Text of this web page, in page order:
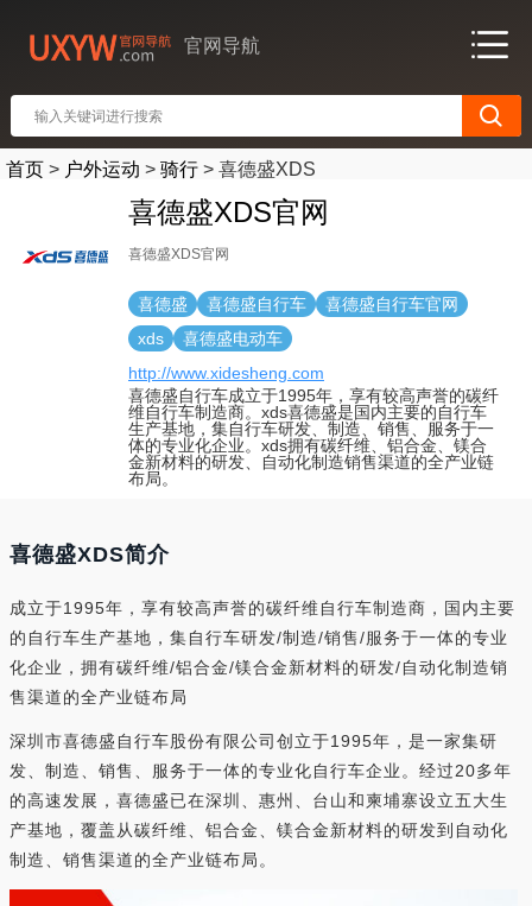
官网导航
首页 > 户外运动 > 骑行 > 喜德盛XDS
喜德盛XDS官网
喜德盛XDS官网
喜德盛 喜德盛自行车
喜德盛自行车官网
xds
喜德盛电动车
http://www.xidesheng.com
喜德盛自行车成立于1995年，享有较高声誉的碳纤
维自行车制造商。xds喜德盛是国内主要的自行车
生产基地，集自行车研发、制造、销售、服务于一
体的专业化企业。xds拥有碳纤维、铝合金、镁合
金新材料的研发、自动化制造销售渠道的全产业链
布局。
喜德盛XDS简介
成立于1995年，享有较高声誉的碳纤维自行车制造商，国内主要
的自行车生产基地，集自行车研发/制造/销售/服务于一体的专业
化企业，拥有碳纤维/铝合金/镁合金新材料的研发/自动化制造销
售渠道的全产业链布局
深圳市喜德盛自行车股份有限公司创立于1995年，是一家集研
发、制造、销售、服务于一体的专业化自行车企业。经过20多年
的高速发展，喜德盛已在深圳、惠州、台山和柬埔寨设立五大生
产基地，覆盖从碳纤维、铝合金、镁合金新材料的研发到自动化
制造、销售渠道的全产业链布局。